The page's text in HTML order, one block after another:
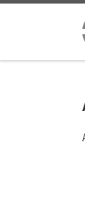
Skip to